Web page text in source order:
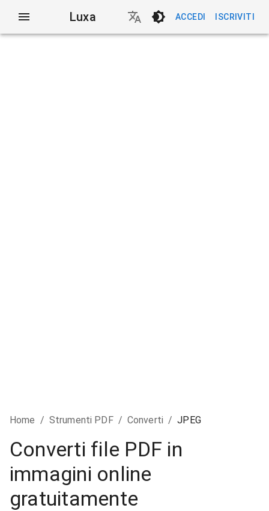
Luxa ACCEDI ISCRIVITI
Home / Strumenti PDF / Converti / JPEG
Converti file PDF in
immagini online
gratuitamente